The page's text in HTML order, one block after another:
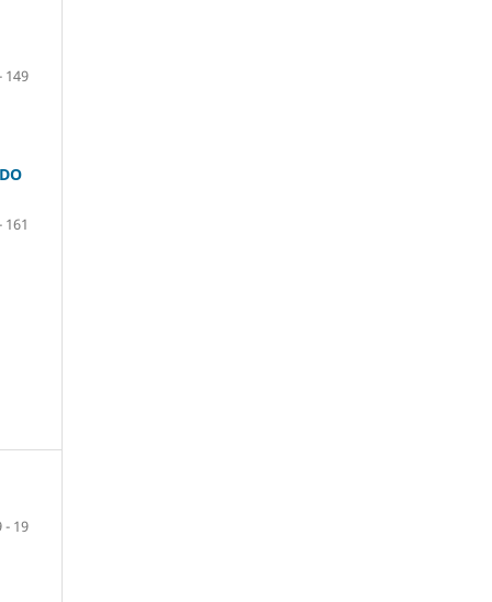
149
161
- 19